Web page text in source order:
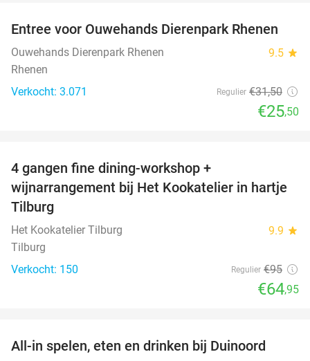
19%
Entree voor Ouwehands Dierenpark Rhenen
Ouwehands Dierenpark Rhenen 9.5 star
Rhenen
Verkocht: 3.071
Regulier €31,50
€25,50
4 gangen fine dining-workshop +
wijnarrangement bij Het Kookatelier in hartje
Tilburg
Het Kookatelier Tilburg 9.9 star
Tilburg
Verkocht: 150
Regulier €95
€64,95
All-in spelen, eten en drinken bij Duinoord